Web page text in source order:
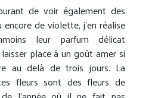
de voir également des
de violette, j’en réalise
leur parfum délicat
place à un goût amer si
au delà de trois jours. La
fleurs sont des fleurs de